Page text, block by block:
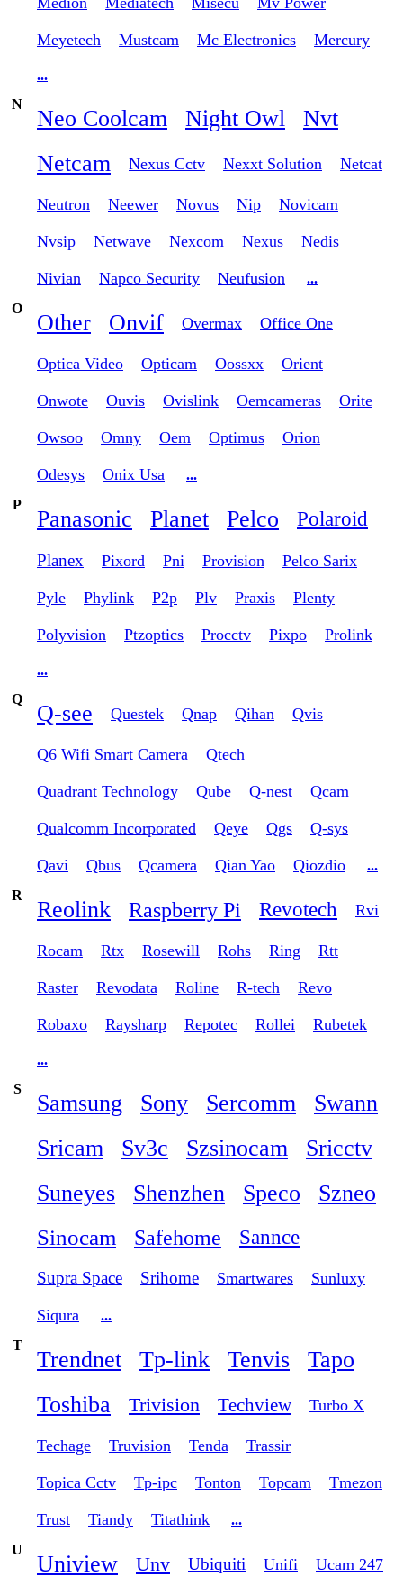
Meyetech Mustcam Mc Electronics Mercury
...
N
Neo Coolcam Night Owl
Nvt
Netcam
Nexus Cctv Nexxt Solution Netcat
Neutron Neewer Novus Nip Novicam
Nvsip Netwave Nexcom Nexus Nedis
Nivian Napco Security Neufusion
...
O
Other Onvif Overmax Office One
Optica Video Opticam Oossxx Orient
Onwote Ouvis Ovislink Oemcameras Orite
Owsoo Omny Oem Optimus Orion
Odesys Onix Usa
...
P
Panasonic Planet Pelco Polaroid
Planex Pixord Pni Provision Pelco Sarix
Pyle Phylink P2p Plv Praxis Plenty
Polyvision Ptzoptics Procctv Pixpo Prolink
...
Q
Q-see Questek Qnap Qihan Qvis
Q6 Wifi Smart Camera Qtech
Quadrant Technology Qube Q-nest Qcam
Qualcomm Incorporated Qeye Qgs Q-sys
Qavi Qbus Qcamera Qian Yao Qiozdio
...
R
Reolink Raspberry Pi Revotech Rvi
Rocam Rtx Rosewill Rohs Ring Rtt
Raster Revodata Roline R-tech Revo
Robaxo Raysharp Repotec Rollei Rubetek
...
S
Samsung Sony Sercomm
Swann
Sricam
Sv3c Szsinocam
Sricctv
Suneyes
Shenzhen Speco Szneo
Sinocam Safehome Sannce
Supra Space Srihome Smartwares Sunluxy
Siqura
...
T
Trendnet Tp-link Tenvis
Tapo
Toshiba
Trivision Techview Turbo X
Techage Truvision Tenda Trassir
Topica Cctv Tp-ipc Tonton Topcam Tmezon
Trust Tiandy Titathink
...
U
Uniview Unv Ubiquiti Unifi Ucam 247